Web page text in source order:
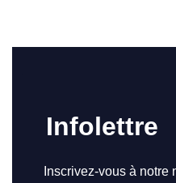
Infolettre
Inscrivez-vous à